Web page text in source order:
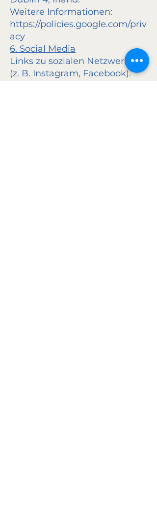
Weitere Informationen:
https://policies.google.com/priv
acy
6. Social Media
Links zu sozialen Netzwerken
(z. B. Instagram, Facebook).